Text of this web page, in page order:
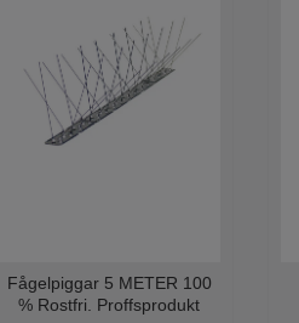
Fågelpiggar 5 METER 100
% Rostfri. Proffsprodukt